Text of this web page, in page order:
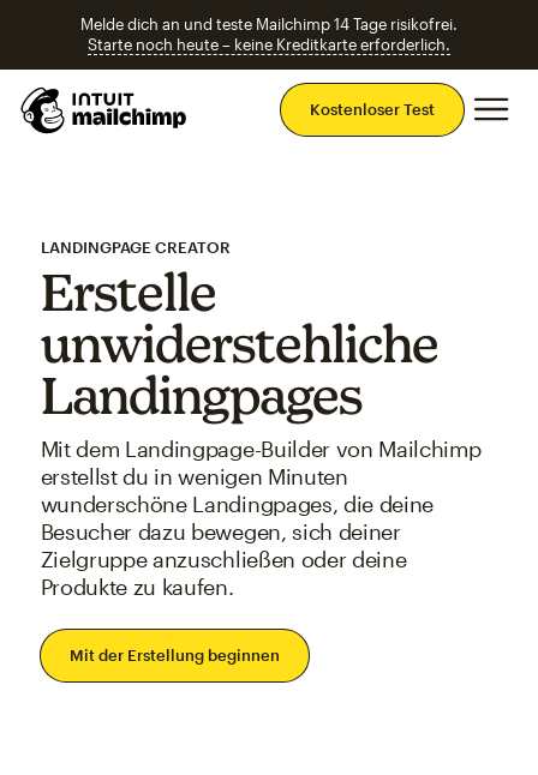
Melde dich an und teste Mailchimp 14 Tage risikofrei.
Starte noch heute – keine Kreditkarte erforderlich.
Kostenloser Test
LANDINGPAGE CREATOR
Erstelle
unwiderstehliche
Landingpages
Mit dem Landingpage-Builder von Mailchimp
erstellst du in wenigen Minuten
wunderschöne Landingpages, die deine
Besucher dazu bewegen, sich deiner
Zielgruppe anzuschließen oder deine
Produkte zu kaufen.
Mit der Erstellung beginnen